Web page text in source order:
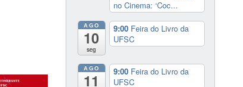
no Cinema: ‘Coc...
AGO
10
seg
9:00 Feira do Livro da
UFSC
AGO
11
9:00 Feira do Livro da
UFSC